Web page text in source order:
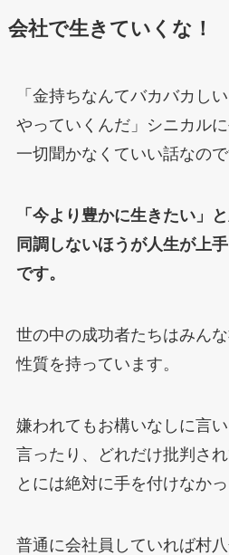
会社で生きていくな！
「金持ちなんてバカバカし
やっていくんだ」シニカル
一切聞かなくていい話なので
「今より豊かに生きたい」
同調しないほうが人生が上
です。
世の中の成功者たちはみん
性質を持っています。
嫌われてもお構いなしに言
言ったり、どれだけ批判さ
とには絶対に手を付けなかっ
普通に会社員していれば村